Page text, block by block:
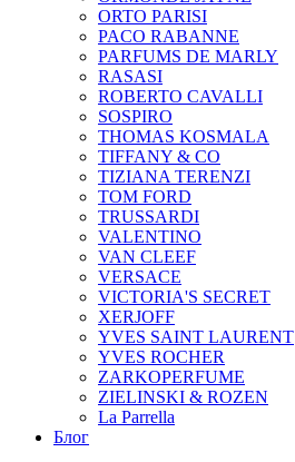
ORTO PARISI
PACO RABANNE
PARFUMS DE MARLY
RASASI
ROBERTO CAVALLI
SOSPIRO
THOMAS KOSMALA
TIFFANY & CO
TIZIANA TERENZI
TOM FORD
TRUSSARDI
VALENTINO
VAN CLEEF
VERSACE
VICTORIA'S SECRET
XERJOFF
YVES SAINT LAURENT
YVES ROCHER
ZARKOPERFUME
ZIELINSKI & ROZEN
La Parrella
Блог